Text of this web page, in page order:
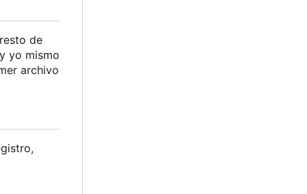
de
yo mismo
archivo